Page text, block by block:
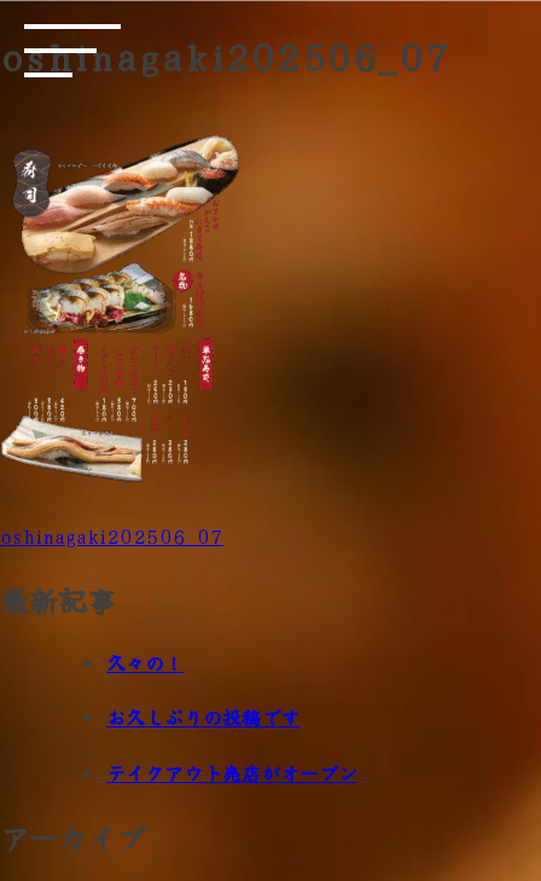
oshinagaki202506_07
投
稿
ナ
ョ
oshinagaki202506_07
最新記事
久々の！
お久しぶりの投稿です
テイクアウト売店がオープン
アーカイブ